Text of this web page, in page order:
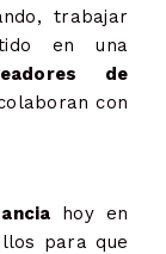
trabajar
en una
de
con
hoy en
para que